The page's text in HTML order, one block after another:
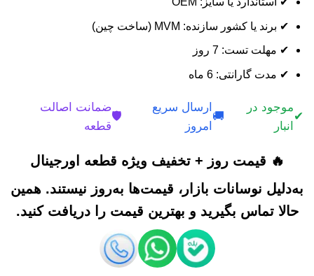
✔ برند یا کشور سازنده: MVM (ساخت چین)
✔ مهلت تست: 7 روز
✔ مدت گارانتی: 6 ماه
✔
موجود در
انبار
🚚
ارسال سریع
امروز
🛡️
ضمانت اصالت
قطعه
🔥 قیمت روز + تخفیف ویژه قطعه اورجینال
به‌دلیل نوسانات بازار، قیمت‌ها به‌روز نیستند. همین
حالا تماس بگیرید و بهترین قیمت را دریافت کنید.